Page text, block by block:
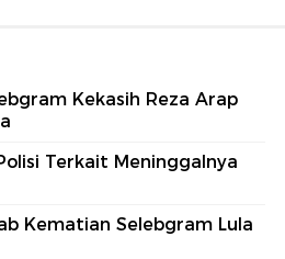
Kekasih Reza Arap
Terkait Meninggalnya
Kematian Selebgram Lula